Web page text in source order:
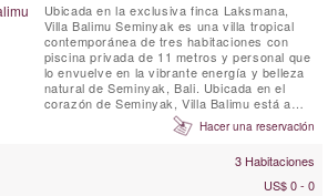
Ubicada en la exclusiva finca Laksmana,
Villa Balimu Seminyak es una villa tropical
contemporánea de tres habitaciones con
piscina privada de 11 metros y personal que
lo envuelve en la vibrante energía y belleza
natural de Seminyak, Bali. Ubicada en el
corazón de Seminyak, Villa Balimu está a
solo unos pasos de los mejores clubes de
playa y restaurantes de la isla, así como de
Hacer una reservación
3 Habitaciones
US$ 0 - 0